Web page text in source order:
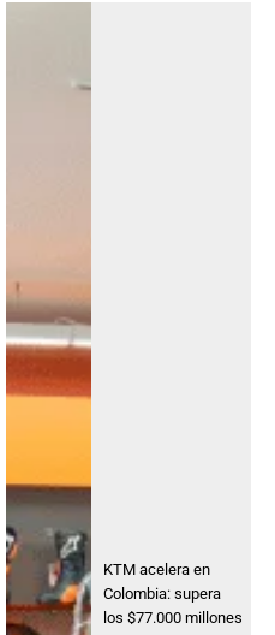
KTM acelera en
Colombia: supera
los $77.000 millones